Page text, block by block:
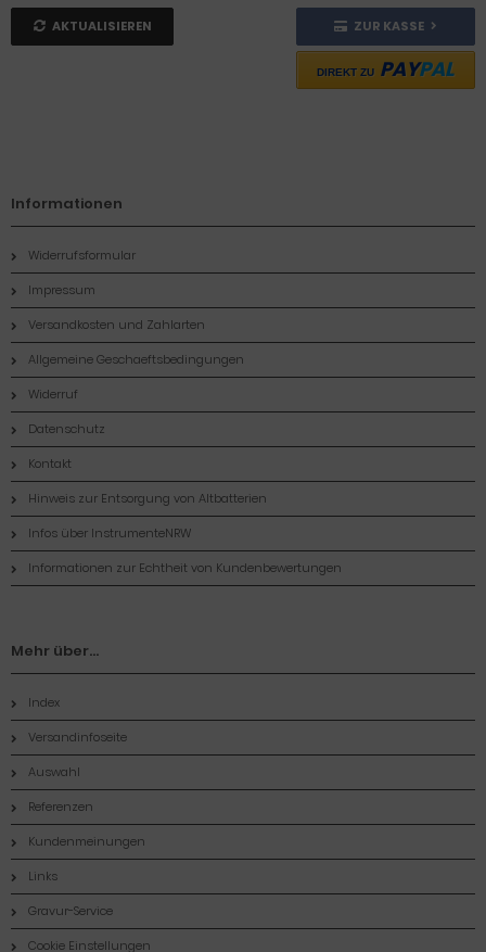
AKTUALISIEREN ZUR KASSE
DIREKT ZU PAYPAL
Informationen
Widerrufsformular
Impressum
Versandkosten und Zahlarten
Allgemeine Geschaeftsbedingungen
Widerruf
Datenschutz
Kontakt
Hinweis zur Entsorgung von Altbatterien
Infos über InstrumenteNRW
Informationen zur Echtheit von Kundenbewertungen
Mehr über...
Index
Versandinfoseite
Auswahl
Referenzen
Kundenmeinungen
Links
Gravur-Service
Cookie Einstellungen